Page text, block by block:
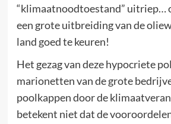
“klimaatnoodtoestand” uitriep…
een grote uitbreiding van de
land goed te keuren!
Het gezag van deze hypocriete
marionetten van de grote
poolkappen door de
betekent niet dat de